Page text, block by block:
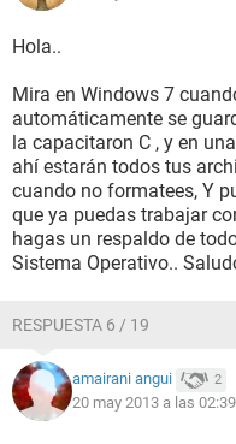
Hola..
Mira en Windows 7
automáticamente se
la capacitaron C , y en
ahí estarán todos tus
cuando no formatees, Y
que ya puedas trabajar
hagas un respaldo de
Sistema Operativo..
RESPUESTA 6 / 19
amairani angui 2
20 may 2013 a las 02:39